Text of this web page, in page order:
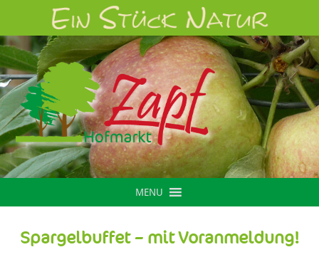
MENU
Spargelbuffet – mit Voranmeldung!